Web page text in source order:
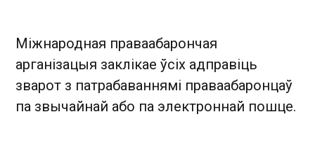
Міжнародная праваабарончая
арганізацыя заклікае ўсіх адправіць
зварот з патрабаваннямі праваабаронцаў
па звычайнай або па электроннай пошце.